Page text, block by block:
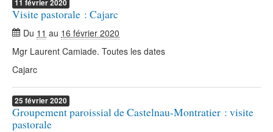
11 février2020
Visite pastorale : Cajarc
Du 11 au 16 février 2020
Mgr Laurent Camiade. Toutes les dates
Cajarc
25 février2020
Groupement paroissial de Castelnau-Montratier : visite
pastorale